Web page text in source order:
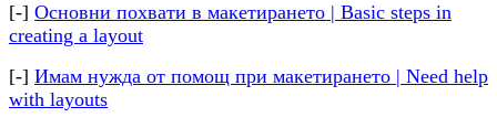
[-] Основни похвати в макетирането | Basic steps in
creating a layout
[-] Имам нужда от помощ при макетирането | Need help
with layouts